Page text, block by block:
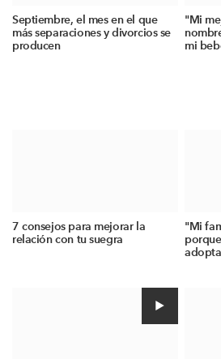
Septiembre, el mes en el que
más separaciones y divorcios se
producen
"Mi
mi
7 consejos para mejorar la
relación con tu suegra
"Mi